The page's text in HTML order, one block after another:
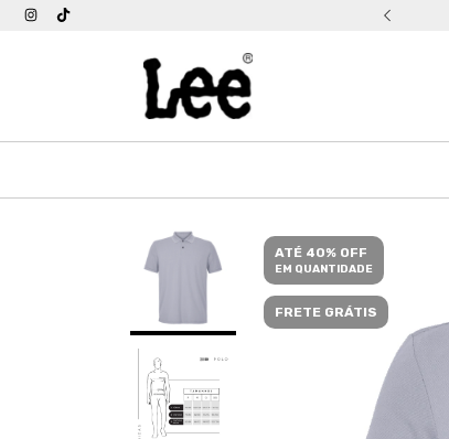
acima de R$ 399
ATÉ 40% OFF
EM QUANTIDADE
FRETE GRÁTIS